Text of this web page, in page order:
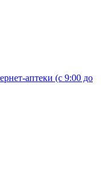
аптеки (с 9:00 до